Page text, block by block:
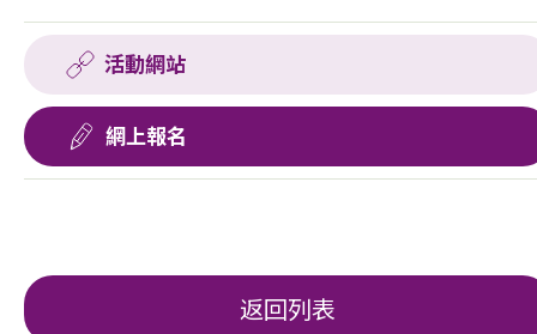
活動網站
網上報名
返回列表